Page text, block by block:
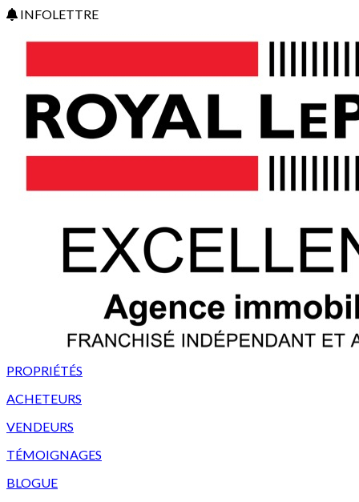
INFOLETTRE
PROPRIÉTÉS
ACHETEURS
VENDEURS
TÉMOIGNAGES
BLOGUE